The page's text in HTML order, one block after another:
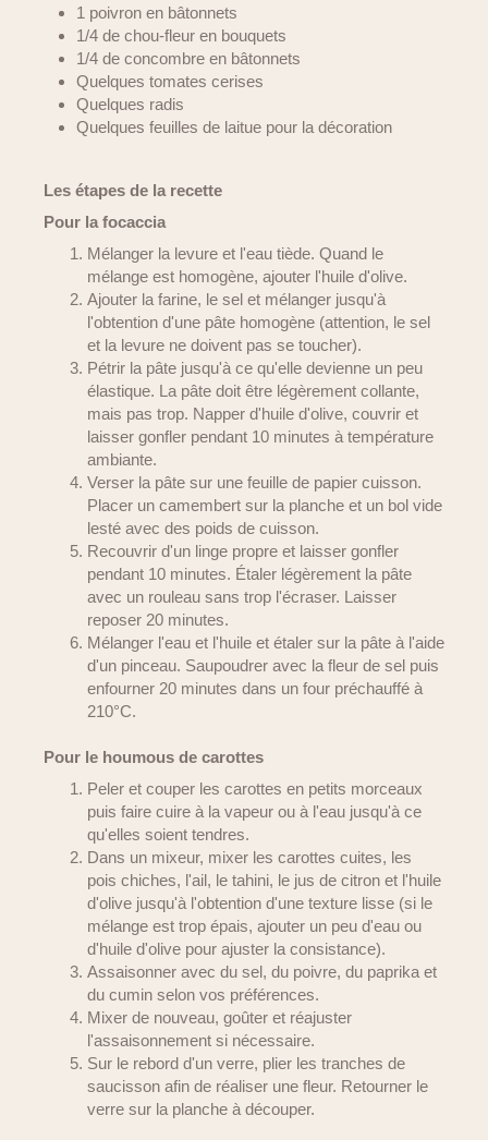
1 poivron en bâtonnets
1/4 de chou-fleur en bouquets
1/4 de concombre en bâtonnets
Quelques tomates cerises
Quelques radis
Quelques feuilles de laitue pour la décoration
Les étapes de la recette
Pour la focaccia
Mélanger la levure et l'eau tiède. Quand le
mélange est homogène, ajouter l'huile d'olive.
Ajouter la farine, le sel et mélanger jusqu'à
l'obtention d'une pâte homogène (attention, le sel
et la levure ne doivent pas se toucher).
Pétrir la pâte jusqu'à ce qu'elle devienne un peu
élastique. La pâte doit être légèrement collante,
mais pas trop. Napper d'huile d'olive, couvrir et
laisser gonfler pendant 10 minutes à température
ambiante.
Verser la pâte sur une feuille de papier cuisson.
Placer un camembert sur la planche et un bol vide
lesté avec des poids de cuisson.
Recouvrir d'un linge propre et laisser gonfler
pendant 10 minutes. Étaler légèrement la pâte
avec un rouleau sans trop l'écraser. Laisser
reposer 20 minutes.
Mélanger l'eau et l'huile et étaler sur la pâte à l'aide
d'un pinceau. Saupoudrer avec la fleur de sel puis
enfourner 20 minutes dans un four préchauffé à
210°C.
Pour le houmous de carottes
Peler et couper les carottes en petits morceaux
puis faire cuire à la vapeur ou à l'eau jusqu'à ce
qu'elles soient tendres.
Dans un mixeur, mixer les carottes cuites, les
pois chiches, l'ail, le tahini, le jus de citron et l'huile
d'olive jusqu'à l'obtention d'une texture lisse (si le
mélange est trop épais, ajouter un peu d'eau ou
d'huile d'olive pour ajuster la consistance).
Assaisonner avec du sel, du poivre, du paprika et
du cumin selon vos préférences.
Mixer de nouveau, goûter et réajuster
l'assaisonnement si nécessaire.
Sur le rebord d'un verre, plier les tranches de
saucisson afin de réaliser une fleur. Retourner le
verre sur la planche à découper.